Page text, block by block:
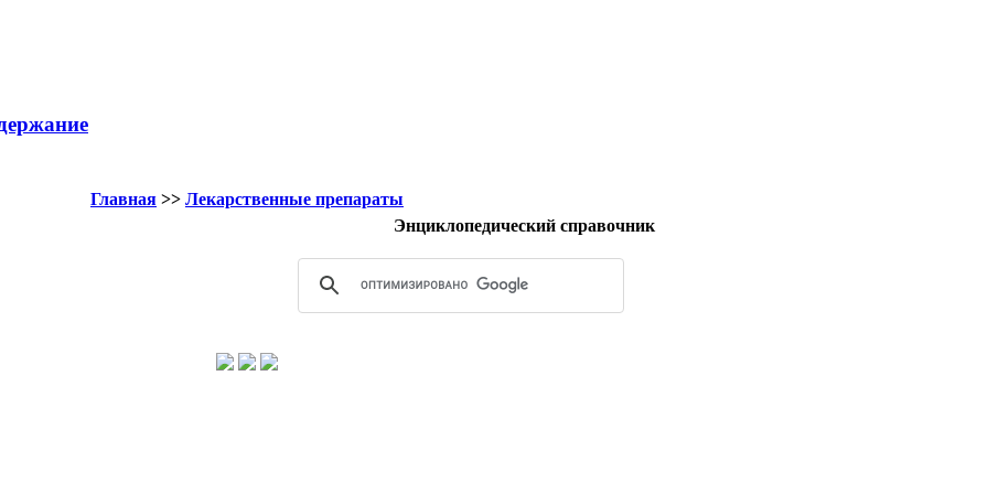
Главная >> Лекарственные препараты
Энциклопедический справочник